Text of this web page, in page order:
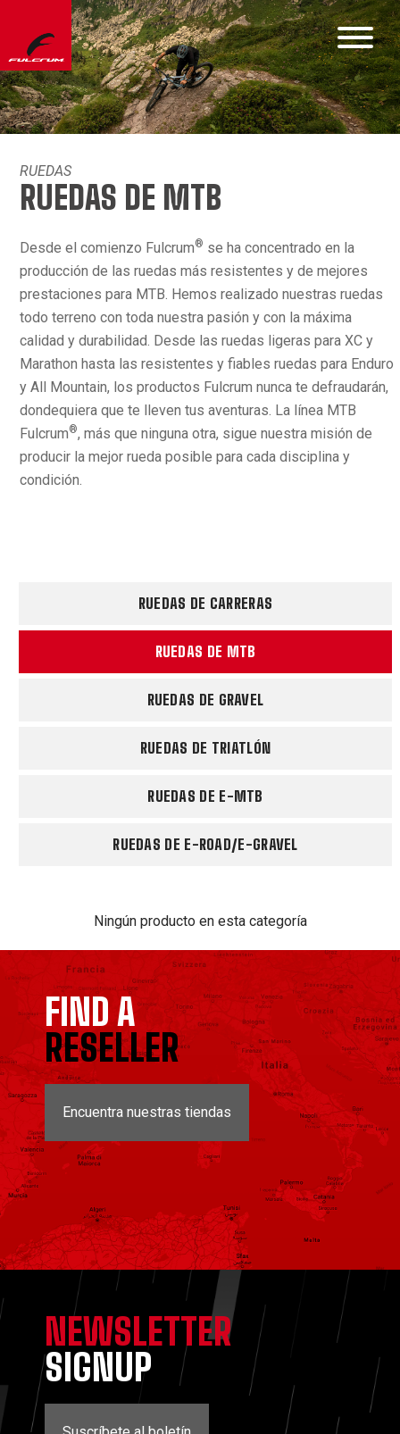
RUEDAS
RUEDAS DE MTB
Desde el comienzo Fulcrum® se ha concentrado en la
producción de las ruedas más resistentes y de mejores
prestaciones para MTB. Hemos realizado nuestras ruedas
todo terreno con toda nuestra pasión y con la máxima
calidad y durabilidad. Desde las ruedas ligeras para XC y
Marathon hasta las resistentes y fiables ruedas para Enduro
y All Mountain, los productos Fulcrum nunca te defraudarán,
dondequiera que te lleven tus aventuras. La línea MTB
Fulcrum®, más que ninguna otra, sigue nuestra misión de
producir la mejor rueda posible para cada disciplina y
condición.
RUEDAS DE CARRERAS
RUEDAS DE MTB
RUEDAS DE GRAVEL
RUEDAS DE TRIATLÓN
RUEDAS DE E-MTB
RUEDAS DE E-ROAD/E-GRAVEL
Ningún producto en esta categoría
FIND A
RESELLER
Encuentra nuestras tiendas
NEWSLETTER
SIGNUP